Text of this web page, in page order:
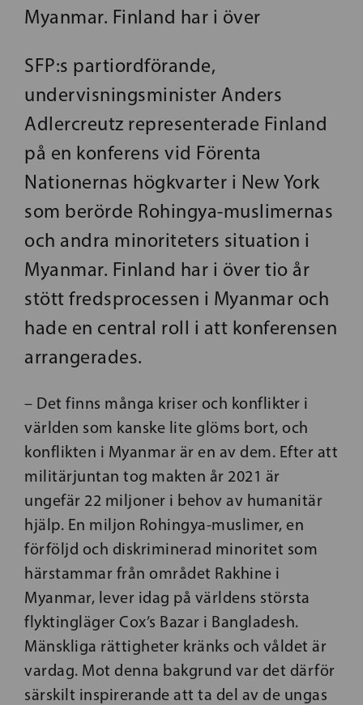
Myanmar. Finland har i över
SFP:s partiordförande,
undervisningsminister Anders
Adlercreutz representerade Finland
på en konferens vid Förenta
Nationernas högkvarter i New York
som berörde Rohingya-muslimernas
och andra minoriteters situation i
Myanmar. Finland har i över tio år
stött fredsprocessen i Myanmar och
hade en central roll i att konferensen
arrangerades.
– Det finns många kriser och konflikter i
världen som kanske lite glöms bort, och
konflikten i Myanmar är en av dem. Efter att
militärjuntan tog makten år 2021 är
ungefär 22 miljoner i behov av humanitär
hjälp. En miljon Rohingya-muslimer, en
förföljd och diskriminerad minoritet som
härstammar från området Rakhine i
Myanmar, lever idag på världens största
flyktingläger Cox’s Bazar i Bangladesh.
Mänskliga rättigheter kränks och våldet är
vardag. Mot denna bakgrund var det därför
särskilt inspirerande att ta del av de ungas